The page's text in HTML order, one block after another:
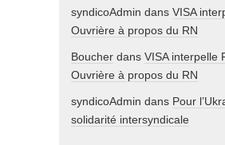
syndicoAdmin dans VISA
Ouvrière à propos du RN
Boucher dans VISA interpelle
Ouvrière à propos du RN
syndicoAdmin dans Pour
solidarité intersyndicale